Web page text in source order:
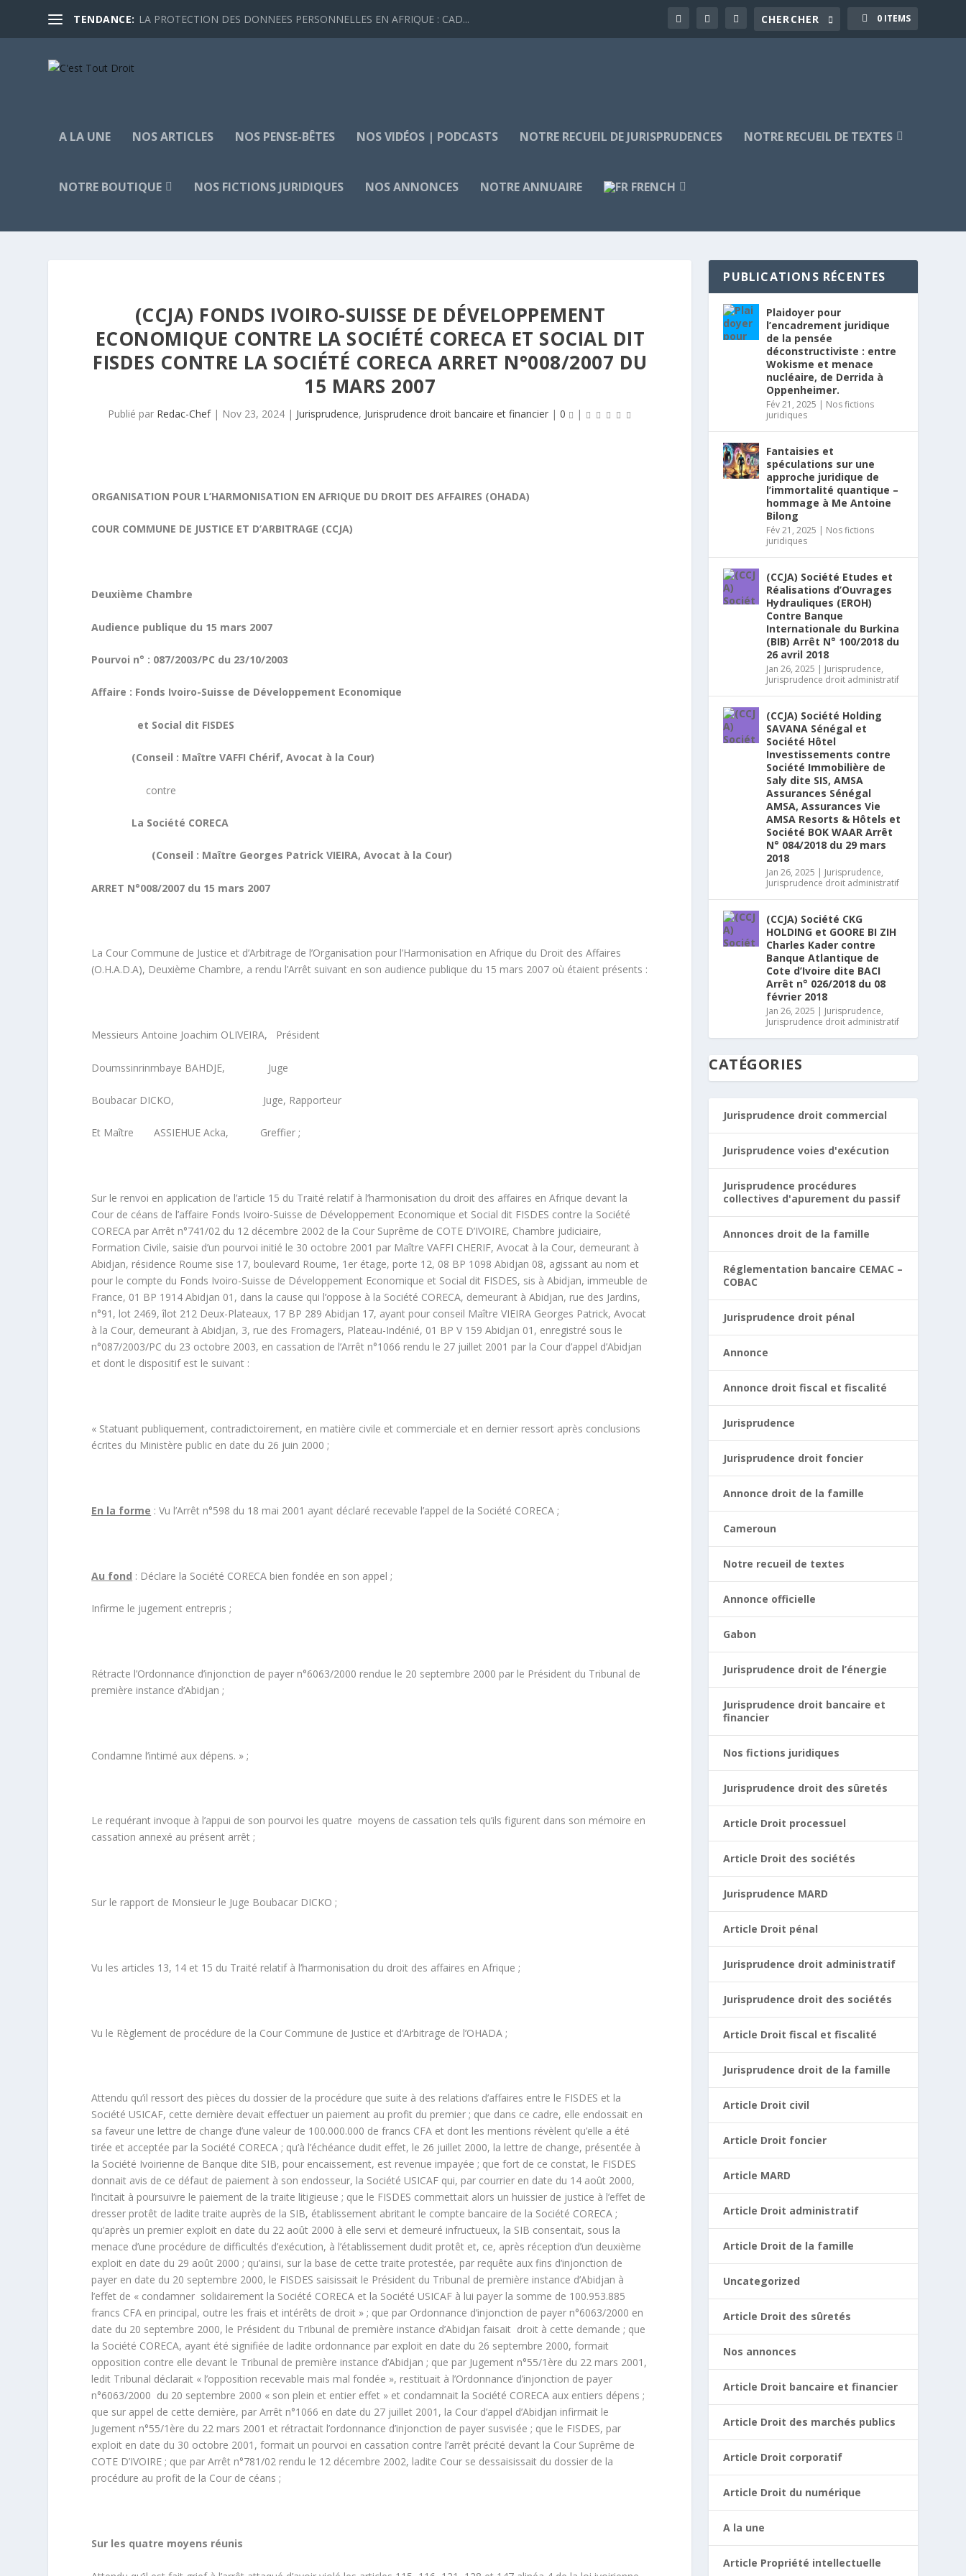
TENDANCE: LA PROTECTION DES DONNEES PERSONNELLES EN AFRIQUE : CAD... 0 ITEMS
A LA UNE NOS ARTICLES NOS PENSE-BÊTES NOS VIDÉOS | PODCASTS NOTRE RECUEIL DE JURISPRUDENCES NOTRE RECUEIL DE TEXTES
NOTRE BOUTIQUE NOS FICTIONS JURIDIQUES NOS ANNONCES NOTRE ANNUAIRE FRENCH
(CCJA) FONDS IVOIRO-SUISSE DE DÉVELOPPEMENT
ECONOMIQUE CONTRE LA SOCIÉTÉ CORECA ET SOCIAL DIT
FISDES CONTRE LA SOCIÉTÉ CORECA ARRET N°008/2007 DU
15 MARS 2007
Publié par Redac-Chef| Nov 23, 2024| Jurisprudence, Jurisprudence droit bancaire et financier| 0 |
ORGANISATION POUR L’HARMONISATION EN AFRIQUE DU DROIT DES AFFAIRES (OHADA)
COUR COMMUNE DE JUSTICE ET D’ARBITRAGE (CCJA)
Deuxième Chambre
Audience publique du 15 mars 2007
Pourvoi n° : 087/2003/PC du 23/10/2003
Affaire : Fonds Ivoiro-Suisse de Développement Economique
et Social dit FISDES
(Conseil : Maître VAFFI Chérif, Avocat à la Cour)
contre
La Société CORECA
(Conseil : Maître Georges Patrick VIEIRA, Avocat à la Cour)
ARRET N°008/2007 du 15 mars 2007
La Cour Commune de Justice et d’Arbitrage de l’Organisation pour l’Harmonisation en Afrique du Droit des Affaires
(O.H.A.D.A), Deuxième Chambre, a rendu l’Arrêt suivant en son audience publique du 15 mars 2007 où étaient présents :
Messieurs Antoine Joachim OLIVEIRA, Président
Doumssinrinmbaye BAHDJE, Juge
Boubacar DICKO, Juge, Rapporteur
Et Maître ASSIEHUE Acka, Greffier ;
Sur le renvoi en application de l’article 15 du Traité relatif à l’harmonisation du droit des affaires en Afrique devant la
Cour de céans de l’affaire Fonds Ivoiro-Suisse de Développement Economique et Social dit FISDES contre la Société
CORECA par Arrêt n°741/02 du 12 décembre 2002 de la Cour Suprême de COTE D’IVOIRE, Chambre judiciaire,
Formation Civile, saisie d’un pourvoi initié le 30 octobre 2001 par Maître VAFFI CHERIF, Avocat à la Cour, demeurant à
Abidjan, résidence Roume sise 17, boulevard Roume, 1 er étage, porte 12, 08 BP 1098 Abidjan 08, agissant au nom et
pour le compte du Fonds Ivoiro-Suisse de Développement Economique et Social dit FISDES, sis à Abidjan, immeuble de
France, 01 BP 1914 Abidjan 01, dans la cause qui l’oppose à la Société CORECA, demeurant à Abidjan, rue des Jardins,
n°91, lot 2469, îlot 212 Deux-Plateaux, 17 BP 289 Abidjan 17, ayant pour conseil Maître VIEIRA Georges Patrick, Avocat
à la Cour, demeurant à Abidjan, 3, rue des Fromagers, Plateau-Indénié, 01 BP V 159 Abidjan 01, enregistré sous le
n°087/2003/PC du 23 octobre 2003, en cassation de l’Arrêt n°1066 rendu le 27 juillet 2001 par la Cour d’appel d’Abidjan
et dont le dispositif est le suivant :
« Statuant publiquement, contradictoirement, en matière civile et commerciale et en dernier ressort après conclusions
écrites du Ministère public en date du 26 juin 2000 ;
En la forme : Vu l’Arrêt n°598 du 18 mai 2001 ayant déclaré recevable l’appel de la Société CORECA ;
Au fond : Déclare la Société CORECA bien fondée en son appel ;
Infirme le jugement entrepris ;
Rétracte l’Ordonnance d’injonction de payer n°6063/2000 rendue le 20 septembre 2000 par le Président du Tribunal de
première instance d’Abidjan ;
Condamne l’intimé aux dépens. » ;
Le requérant invoque à l’appui de son pourvoi les quatre moyens de cassation tels qu’ils figurent dans son mémoire en
cassation annexé au présent arrêt ;
Sur le rapport de Monsieur le Juge Boubacar DICKO ;
Vu les articles 13, 14 et 15 du Traité relatif à l’harmonisation du droit des affaires en Afrique ;
Vu le Règlement de procédure de la Cour Commune de Justice et d’Arbitrage de l’OHADA ;
Attendu qu’il ressort des pièces du dossier de la procédure que suite à des relations d’affaires entre le FISDES et la
Société USICAF, cette dernière devait effectuer un paiement au profit du premier ; que dans ce cadre, elle endossait en
sa faveur une lettre de change d’une valeur de 100.000.000 de francs CFA et dont les mentions révèlent qu’elle a été
tirée et acceptée par la Société CORECA ; qu’à l’échéance dudit effet, le 26 juillet 2000, la lettre de change, présentée à
la Société Ivoirienne de Banque dite SIB, pour encaissement, est revenue impayée ; que fort de ce constat, le FISDES
donnait avis de ce défaut de paiement à son endosseur, la Société USICAF qui, par courrier en date du 14 août 2000,
l’incitait à poursuivre le paiement de la traite litigieuse ; que le FISDES commettait alors un huissier de justice à l’effet de
dresser protêt de ladite traite auprès de la SIB, établissement abritant le compte bancaire de la Société CORECA ;
qu’après un premier exploit en date du 22 août 2000 à elle servi et demeuré infructueux, la SIB consentait, sous la
menace d’une procédure de difficultés d’exécution, à l’établissement dudit protêt et, ce, après réception d’un deuxième
exploit en date du 29 août 2000 ; qu’ainsi, sur la base de cette traite protestée, par requête aux fins d’injonction de
payer en date du 20 septembre 2000, le FISDES saisissait le Président du Tribunal de première instance d’Abidjan à
l’effet de « condamner solidairement la Société CORECA et la Société USICAF à lui payer la somme de 100.953.885
francs CFA en principal, outre les frais et intérêts de droit » ; que par Ordonnance d’injonction de payer n°6063/2000 en
date du 20 septembre 2000, le Président du Tribunal de première instance d’Abidjan faisait droit à cette demande ; que
la Société CORECA, ayant été signifiée de ladite ordonnance par exploit en date du 26 septembre 2000, formait
opposition contre elle devant le Tribunal de première instance d’Abidjan ; que par Jugement n°55/1 ère du 22 mars 2001,
ledit Tribunal déclarait « l’opposition recevable mais mal fondée », restituait à l’Ordonnance d’injonction de payer
n°6063/2000 du 20 septembre 2000 « son plein et entier effet » et condamnait la Société CORECA aux entiers dépens ;
que sur appel de cette dernière, par Arrêt n°1066 en date du 27 juillet 2001, la Cour d’appel d’Abidjan infirmait le
Jugement n°55/1 ère du 22 mars 2001 et rétractait l’ordonnance d’injonction de payer susvisée ; que le FISDES, par
exploit en date du 30 octobre 2001, formait un pourvoi en cassation contre l’arrêt précité devant la Cour Suprême de
COTE D’IVOIRE ; que par Arrêt n°781/02 rendu le 12 décembre 2002, ladite Cour se dessaisissait du dossier de la
procédure au profit de la Cour de céans ;
Sur les quatre moyens réunis
PUBLICATIONS RÉCENTES
Plaidoyer pour
l’encadrement juridique
de la pensée
déconstructiviste : entre
Wokisme et menace
nucléaire, de Derrida à
Oppenheimer.
Fév 21, 2025 | Nos fictions
juridiques
Fantaisies et
spéculations sur une
approche juridique de
l’immortalité quantique –
hommage à Me Antoine
Bilong
Fév 21, 2025 | Nos fictions
juridiques
(CCJA) Société Etudes et
Réalisations d’Ouvrages
Hydrauliques (EROH)
Contre Banque
Internationale du Burkina
(BIB) Arrêt N° 100/2018 du
26 avril 2018
Jan 26, 2025 | Jurisprudence,
Jurisprudence droit administratif
(CCJA) Société Holding
SAVANA Sénégal et
Société Hôtel
Investissements contre
Société Immobilière de
Saly dite SIS, AMSA
Assurances Sénégal
AMSA, Assurances Vie
AMSA Resorts & Hôtels et
Société BOK WAAR Arrêt
N° 084/2018 du 29 mars
2018
Jan 26, 2025 | Jurisprudence,
Jurisprudence droit administratif
(CCJA) Société CKG
HOLDING et GOORE BI ZIH
Charles Kader contre
Banque Atlantique de
Cote d’Ivoire dite BACI
Arrêt n° 026/2018 du 08
février 2018
Jan 26, 2025 | Jurisprudence,
Jurisprudence droit administratif
CATÉGORIES
Jurisprudence droit commercial
Jurisprudence voies d'exécution
Jurisprudence procédures
collectives d'apurement du passif
Annonces droit de la famille
Réglementation bancaire CEMAC –
COBAC
Jurisprudence droit pénal
Annonce
Annonce droit fiscal et fiscalité
Jurisprudence
Jurisprudence droit foncier
Annonce droit de la famille
Cameroun
Notre recueil de textes
Annonce officielle
Gabon
Jurisprudence droit de l’énergie
Jurisprudence droit bancaire et
financier
Nos fictions juridiques
Jurisprudence droit des sûretés
Article Droit processuel
Article Droit des sociétés
Jurisprudence MARD
Article Droit pénal
Jurisprudence droit administratif
Jurisprudence droit des sociétés
Article Droit fiscal et fiscalité
Jurisprudence droit de la famille
Article Droit civil
Article Droit foncier
Article MARD
Article Droit administratif
Article Droit de la famille
Uncategorized
Article Droit des sûretés
Nos annonces
Article Droit bancaire et financier
Article Droit des marchés publics
Article Droit corporatif
Article Droit du numérique
A la une
Article Propriété intellectuelle